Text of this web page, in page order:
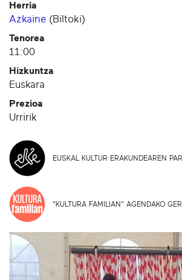
Herria
Azkaine (Biltoki)
Tenorea
11:00
Hizkuntza
Euskara
Prezioa
Urririk
EUSKAL KULTUR ERAKUNDEAREN
"KULTURA FAMILIAN" AGENDAKO